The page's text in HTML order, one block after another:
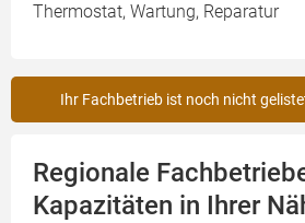
Thermostat, Wartung, Reparatur
Ihr Fachbetrieb ist noch nicht
Regionale
Kapazitäten in Ihrer